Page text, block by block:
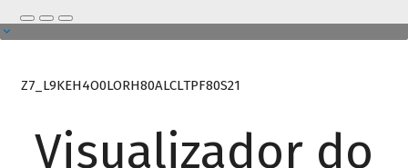
Z7_L9KEH4O0LORH80ALCLTPF80S21
Visualizador do